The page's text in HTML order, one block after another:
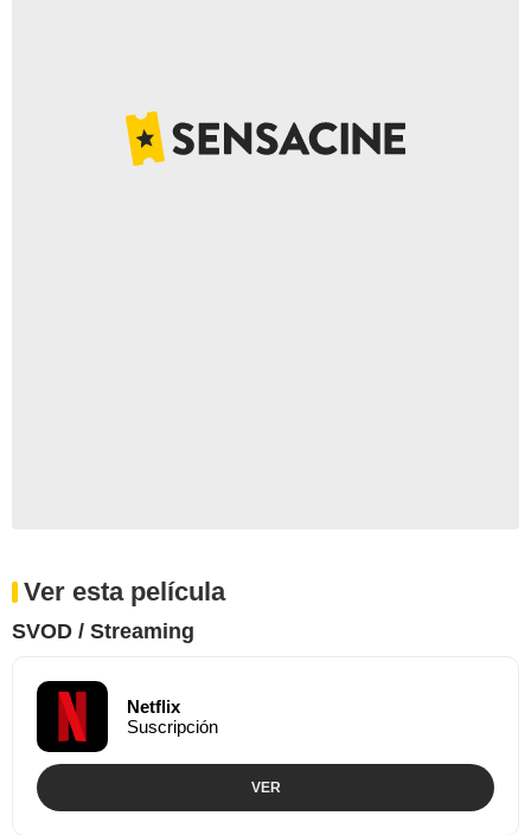
Ver esta película
SVOD / Streaming
Netflix
Suscripción
VER